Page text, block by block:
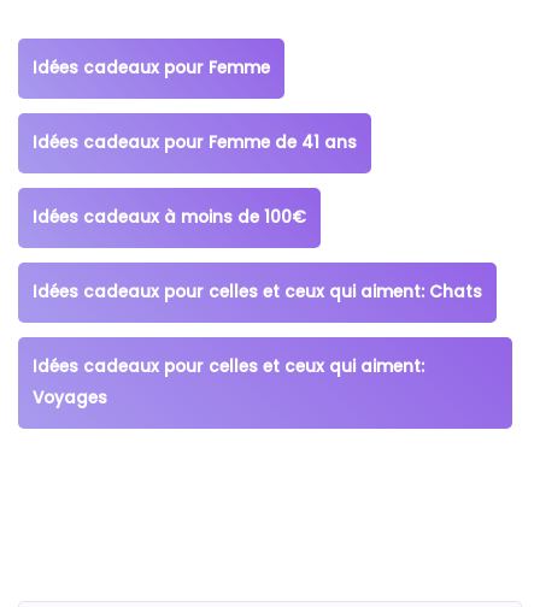
Idées cadeaux pour Femme
Idées cadeaux pour Femme de 41 ans
Idées cadeaux à moins de 100€
Idées cadeaux pour celles et ceux qui aiment: Chats
Idées cadeaux pour celles et ceux qui aiment:
Voyages